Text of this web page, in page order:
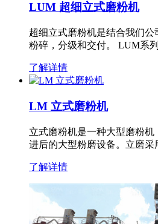
LUM 超细立式磨粉机
超细立式磨粉机是结合我们
粉碎，分级和交付。 LUM系
了解详情
LM 立式磨粉机
立式磨粉机是一种大型磨粉
进后的大型粉磨设备。立磨
了解详情